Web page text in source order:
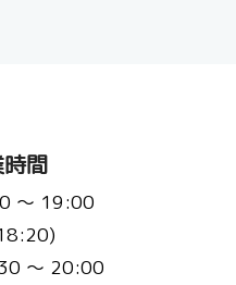
間
〜 19:00
〜 20:00